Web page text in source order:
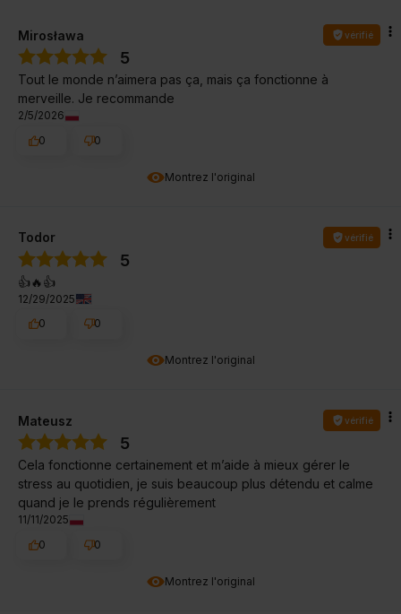
Montrez l'original
Mirosława vérifié
5
Tout le monde n’aimera pas ça, mais ça fonctionne à
merveille. Je recommande
2/5/2026
0
0
Montrez l'original
Todor vérifié
5
👍️🔥👍️
12/29/2025
0
0
Montrez l'original
Mateusz vérifié
5
Cela fonctionne certainement et m’aide à mieux gérer le
stress au quotidien, je suis beaucoup plus détendu et calme
quand je le prends régulièrement
11/11/2025
0
0